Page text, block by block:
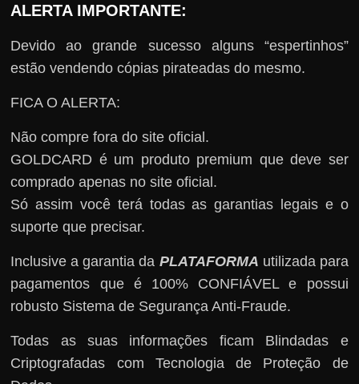
ALERTA IMPORTANTE:
Devido ao grande sucesso alguns “espertinhos”
estão vendendo cópias pirateadas do mesmo.
FICA O ALERTA:
Não compre fora do site oficial.
GOLDCARD é um produto premium que deve ser
comprado apenas no site oficial.
Só assim você terá todas as garantias legais e o
suporte que precisar.
Inclusive a garantia da PLATAFORMA utilizada para
pagamentos que é 100% CONFIÁVEL e possui
robusto Sistema de Segurança Anti-Fraude.
Todas as suas informações ficam Blindadas e
Criptografadas com Tecnologia de Proteção de